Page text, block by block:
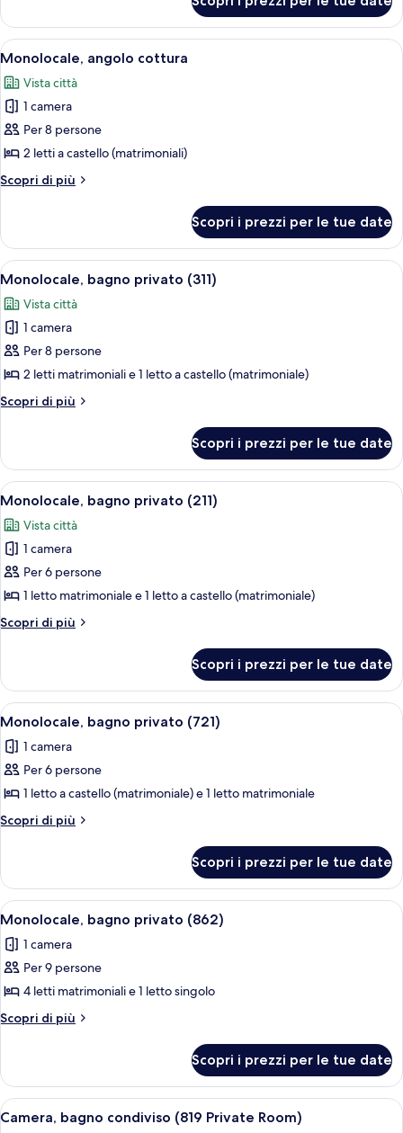
bagno
privato
Apri
tutte
le
foto
per
Monolocale,
angolo
cottura
Una stanza con due letti a castello,
1
Monolocale, angolo cottura
Vista città
1 camera
Per 8 persone
2 letti a castello (matrimoniali)
Scopri di più
Altri
angolo
cottura
Scopri i prezzi per le tue date
Apri
tutte
le
foto
per
Monolocale,
bagno
privato
Una stanza con due letti, un letto a
13
Monolocale, bagno privato (311)
Vista città
1 camera
Per 8 persone
2 letti matrimoniali e 1 letto a castello (matrimoniale)
Scopri di più
Altri
bagno
privato
(311)
Scopri i prezzi per le tue date
Apri
tutte
le
foto
per
Monolocale,
bagno
privato
Una stanza piccola con parete in
3
Monolocale, bagno privato (211)
Vista città
1 camera
Per 6 persone
1 letto matrimoniale e 1 letto a castello (matrimoniale)
Scopri di più
Altri
bagno
privato
(211)
Scopri i prezzi per le tue date
Apri
tutte
le
foto
per
Monolocale,
(721)
Una stanza con un letto a castello,
1
Monolocale, bagno privato (721)
1 camera
Per 6 persone
1 letto a castello (matrimoniale) e 1 letto matrimoniale
Scopri di più
Altri
bagno
privato
(721)
Scopri i prezzi per le tue date
Apri
tutte
le
foto
per
Monolocale,
(862)
Una stanza piccola con letti a
1
Monolocale, bagno privato (862)
1 camera
Per 9 persone
4 letti matrimoniali e 1 letto singolo
Scopri di più
Altri
bagno
privato
(862)
Scopri i prezzi per le tue date
Apri
tutte
Una zona pranzo accogliente con
4
Camera, bagno condiviso (819 Private Room)